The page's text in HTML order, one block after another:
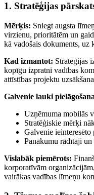
1. Stratēģijas
Mērķis: Sniegt augsta
virzienu, prioritātēm un
kā vadošais dokuments, uz
Kad izmantot: Stratēģijas
kopīgu izpratni vadības
attīstības projektu
Galvenie lauki
Uzņēmuma mobilās
Stratēģiskie mērķi
Galvenie ieinteresēto
Panākumu rādītāji un
Vislabāk piemērots:
korporatīvām
vairākas vadības līmeņu